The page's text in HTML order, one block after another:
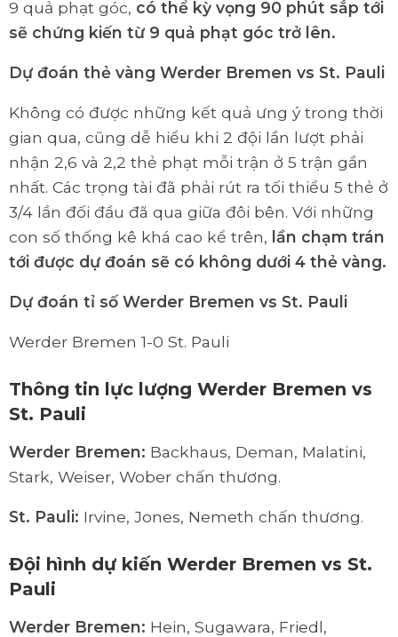
9 quả phạt góc, có thể kỳ vọng 90 phút sắp tới
sẽ chứng kiến từ 9 quả phạt góc trở lên.
Dự đoán thẻ vàng Werder Bremen vs St. Pauli
Không có được những kết quả ưng ý trong thời
gian qua, cũng dễ hiểu khi 2 đội lần lượt phải
nhận 2,6 và 2,2 thẻ phạt mỗi trận ở 5 trận gần
nhất. Các trọng tài đã phải rút ra tối thiểu 5 thẻ ở
3/4 lần đối đầu đã qua giữa đôi bên. Với những
con số thống kê khá cao kể trên, lần chạm trán
tới được dự đoán sẽ có không dưới 4 thẻ vàng.
Dự đoán tỉ sốWerder Bremen vs St. Pauli
Werder Bremen 1-0 St. Pauli
Thông tin lực lượng Werder Bremen vs
St. Pauli
Werder Bremen: Backhaus, Deman, Malatini,
Stark, Weiser, Wober chấn thương.
St. Pauli: Irvine, Jones, Nemeth chấn thương.
Đội hình dự kiến Werder Bremen vs St.
Pauli
Werder Bremen: Hein, Sugawara, Friedl,